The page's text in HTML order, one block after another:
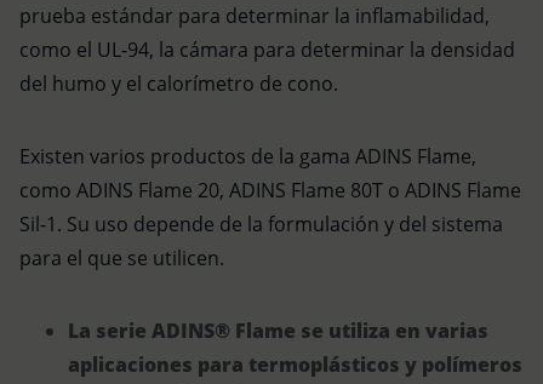
prueba estándar para determinar la inflamabilidad,
como el UL-94, la cámara para determinar la densidad
del humo y el calorímetro de cono.
Existen varios productos de la gama ADINS Flame,
como ADINS Flame 20, ADINS Flame 80T o ADINS Flame
Sil-1. Su uso depende de la formulación y del sistema
para el que se utilicen.
La serie ADINS® Flame se utiliza en varias
aplicaciones para termoplásticos y polímeros